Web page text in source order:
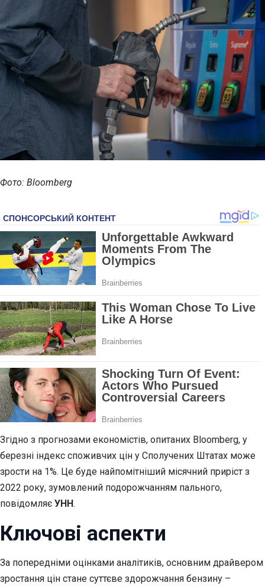
Фото: Bloomberg
Згідно з прогнозами економістів, опитаних Bloomberg, у
березні індекс споживчих цін у Сполучених Штатах може
зрости на 1%. Це буде найпомітніший місячний приріст з
2022 року, зумовлений подорожчанням пального,
повідомляє УНН.
Ключові аспекти
За попередніми оцінками аналітиків, основним драйвером
зростання цін стане суттєве здорожчання бензину –